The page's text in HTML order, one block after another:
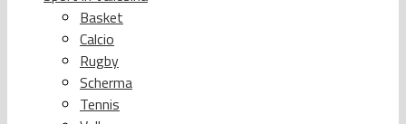
Basket
Calcio
Rugby
Scherma
Tennis